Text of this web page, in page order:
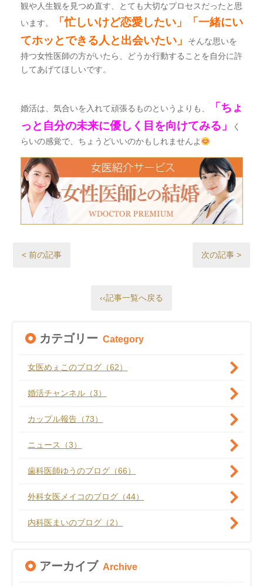
観や人生観を見つめ直す、とても大切なプロセスだったと思
います。
「忙しいけど恋愛したい」「一緒にい
てホッとできる人と出会いたい」
そんな思いを
持つ女性医師の方がいたら、どうか行動することを自分に許
してあげてほしいです。
婚活は、気合いを入れて頑張るものというよりも、
「ちょ
っと自分の未来に優しく目を向けてみる」
く
らいの感覚で、ちょうどいいのかもしれませんよ
< 前の記事 次の記事 >
‹‹記事一覧へ戻る
カテゴリー Category
女医めぇこのブログ（62）
婚活チャンネル（3）
カップル報告（73）
ニュース（3）
歯科医師ゆうのブログ（66）
外科女医メイコのブログ（44）
内科医まいのブログ（2）
アーカイブ Archive